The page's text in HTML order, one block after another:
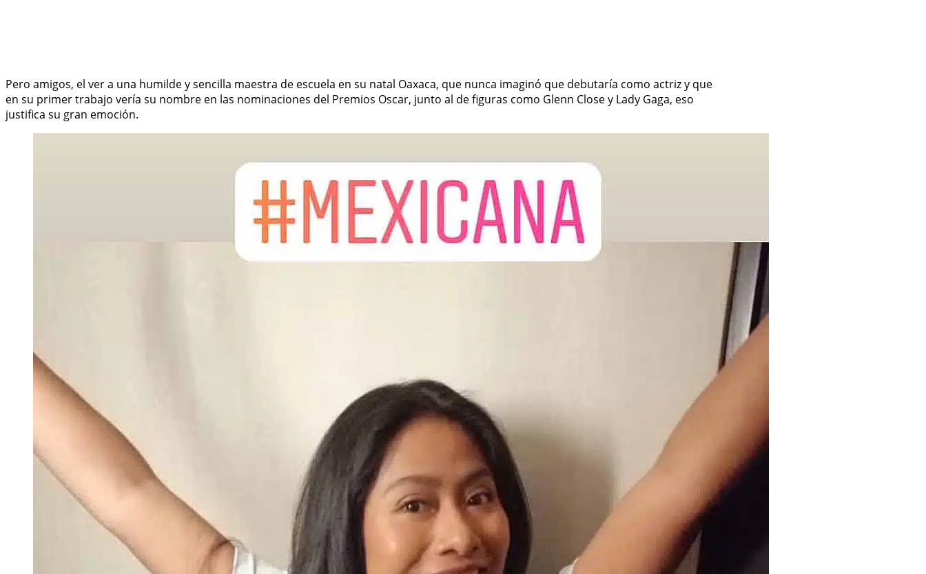
Pero amigos, el ver a una humilde y sencilla maestra de escuela en su natal Oaxaca, que nunca imaginó que debutaría como actriz y que
en su primer trabajo vería su nombre en las nominaciones del Premios Oscar, junto al de figuras como Glenn Close y Lady Gaga, eso
justifica su gran emoción.